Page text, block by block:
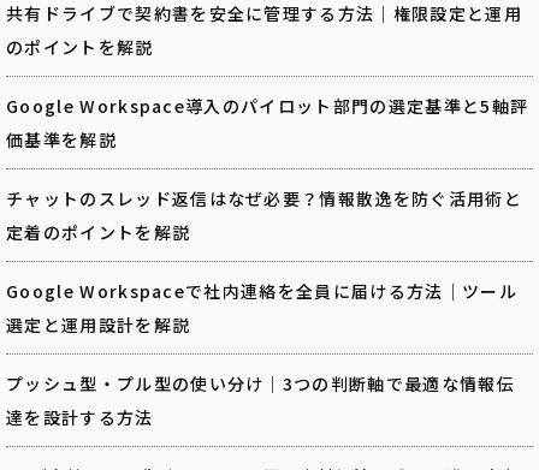
共有ドライブで契約書を安全に管理する方法｜権限設定と運用
のポイントを解説
Google Workspace導入のパイロット部門の選定基準と5軸評
価基準を解説
チャットのスレッド返信はなぜ必要？情報散逸を防ぐ活用術と
定着のポイントを解説
Google Workspaceで社内連絡を全員に届ける方法｜ツール
選定と運用設計を解説
プッシュ型・プル型の使い分け｜3つの判断軸で最適な情報伝
達を設計する方法